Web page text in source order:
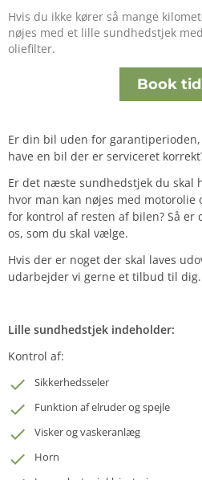
Hvis du ikke kører så mange
nøjes med et lille sundhedstjek
oliefilter.
Book tid
Er din bil uden for
have en bil der er serviceret
Er det næste sundhedstjek du skal
hvor man kan nøjes med motorolie
for kontrol af resten af bilen? Så er
os, som du skal vælge.
Hvis der er noget der skal laves
udarbejder vi gerne et tilbud til dig.
Lille sundhedstjek indeholder:
Kontrol af:
Sikkerhedsseler
Funktion af elruder og spejle
Visker og vaskeranlæg
Horn